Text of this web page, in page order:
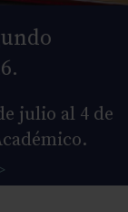
julio al 4 de